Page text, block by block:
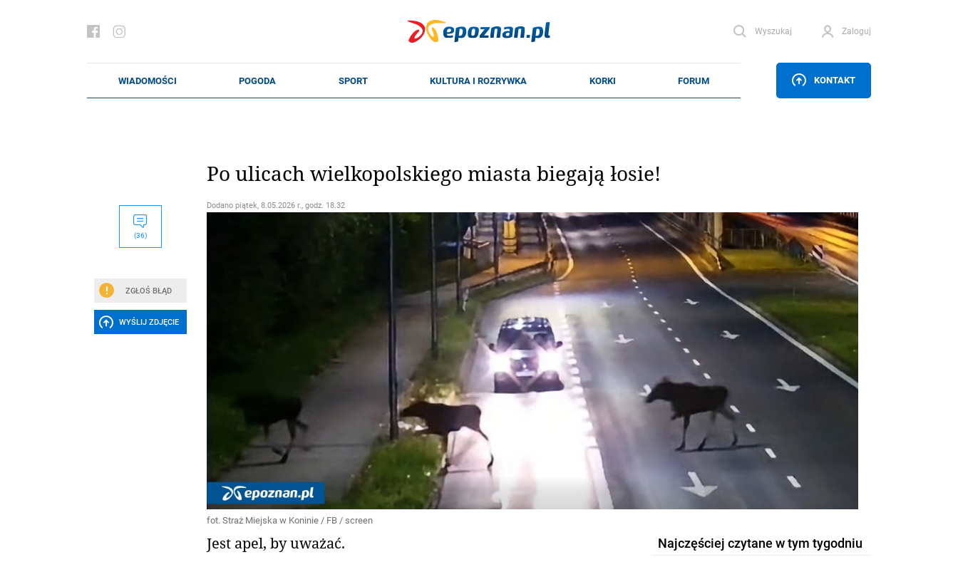
Wyszukaj Zaloguj
KONTAKT
(36)
ZGŁOŚ BŁĄD
WYŚLIJ ZDJĘCIE
Po ulicach wielkopolskiego miasta biegają łosie!
Dodano piątek, 8.05.2026 r., godz. 18.32
fot. Straż Miejska w Koninie / FB / screen
Jest apel, by uważać. Najczęściej czytane w tym tygodniu